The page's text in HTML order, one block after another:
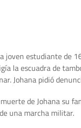
joven estudiante de
la escuadra de
Johana pidió
de Johana su
una marcha militar.